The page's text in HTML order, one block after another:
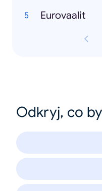
Eurovaalit
Odkryj, co